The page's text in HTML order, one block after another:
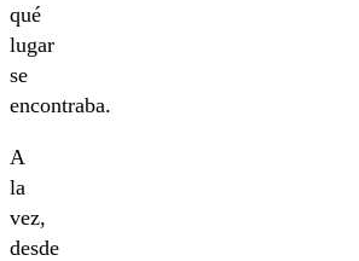
qué
lugar
se
encontraba.
A
la
vez,
desde